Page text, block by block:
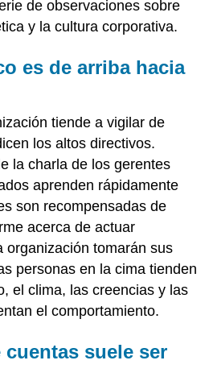
de observaciones sobre
y la cultura corporativa.
es de arriba hacia
tiende a vigilar de
los altos directivos.
la charla de los gerentes
aprenden rápidamente
son recompensadas de
acerca de actuar
organización tomarán sus
personas en la cima tienden
el clima, las creencias y las
el comportamiento.
suele ser